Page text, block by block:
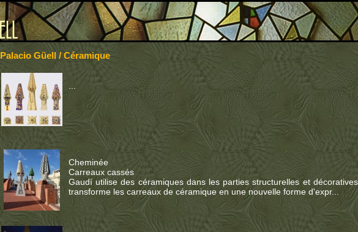
Palacio Güell / Céramique
Cheminée
Carreaux cassés
Gaudí utilise des céramiques dans les parties structurelles et
transforme les carreaux de céramique en une nouvelle forme d'expr...